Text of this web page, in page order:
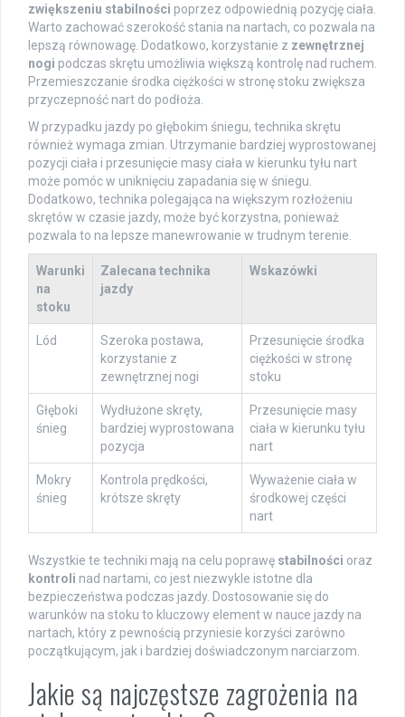
zwiększeniu stabilności poprzez odpowiednią pozycję ciała.
Warto zachować szerokość stania na nartach, co pozwala na
lepszą równowagę. Dodatkowo, korzystanie z zewnętrznej
nogi podczas skrętu umożliwia większą kontrolę nad ruchem.
Przemieszczanie środka ciężkości w stronę stoku zwiększa
przyczepność nart do podłoża.
W przypadku jazdy po głębokim śniegu, technika skrętu
również wymaga zmian. Utrzymanie bardziej wyprostowanej
pozycji ciała i przesunięcie masy ciała w kierunku tyłu nart
może pomóc w uniknięciu zapadania się w śniegu.
Dodatkowo, technika polegająca na większym rozłożeniu
skrętów w czasie jazdy, może być korzystna, ponieważ
pozwala to na lepsze manewrowanie w trudnym terenie.
Warunki
na
stoku
Zalecana technika
jazdy
Wskazówki
Lód
Szeroka postawa,
korzystanie z
zewnętrznej nogi
Przesunięcie środka
ciężkości w stronę
stoku
Głęboki
śnieg
Wydłużone skręty,
bardziej wyprostowana
pozycja
Przesunięcie masy
ciała w kierunku tyłu
nart
Mokry
śnieg
Kontrola prędkości,
krótsze skręty
Wyważenie ciała w
środkowej części
nart
Wszystkie te techniki mają na celu poprawę stabilności oraz
kontroli nad nartami, co jest niezwykle istotne dla
bezpieczeństwa podczas jazdy. Dostosowanie się do
warunków na stoku to kluczowy element w nauce jazdy na
nartach, który z pewnością przyniesie korzyści zarówno
początkującym, jak i bardziej doświadczonym narciarzom.
Jakie są najczęstsze zagrożenia na